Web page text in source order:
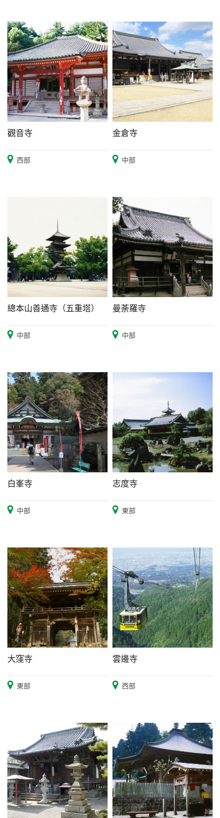
觀音寺
西部
金倉寺
中部
總本山善通寺（五重塔）
中部
曼荼羅寺
中部
白峯寺
中部
志度寺
東部
大窪寺
東部
雲邊寺
西部